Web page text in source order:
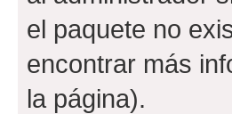
el paquete no
encontrar más
la página).